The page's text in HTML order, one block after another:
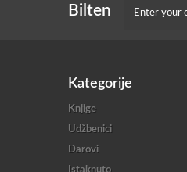
Bilten
Kategorije
Knjige
Udžbenici
Darovi